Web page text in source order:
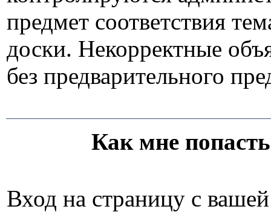
предмет соответствия
доски. Некорректные
без предварительного
Как мне
Вход на страницу с